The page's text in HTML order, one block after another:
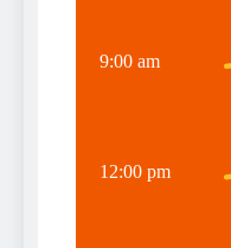
9:00 am
12:00 pm